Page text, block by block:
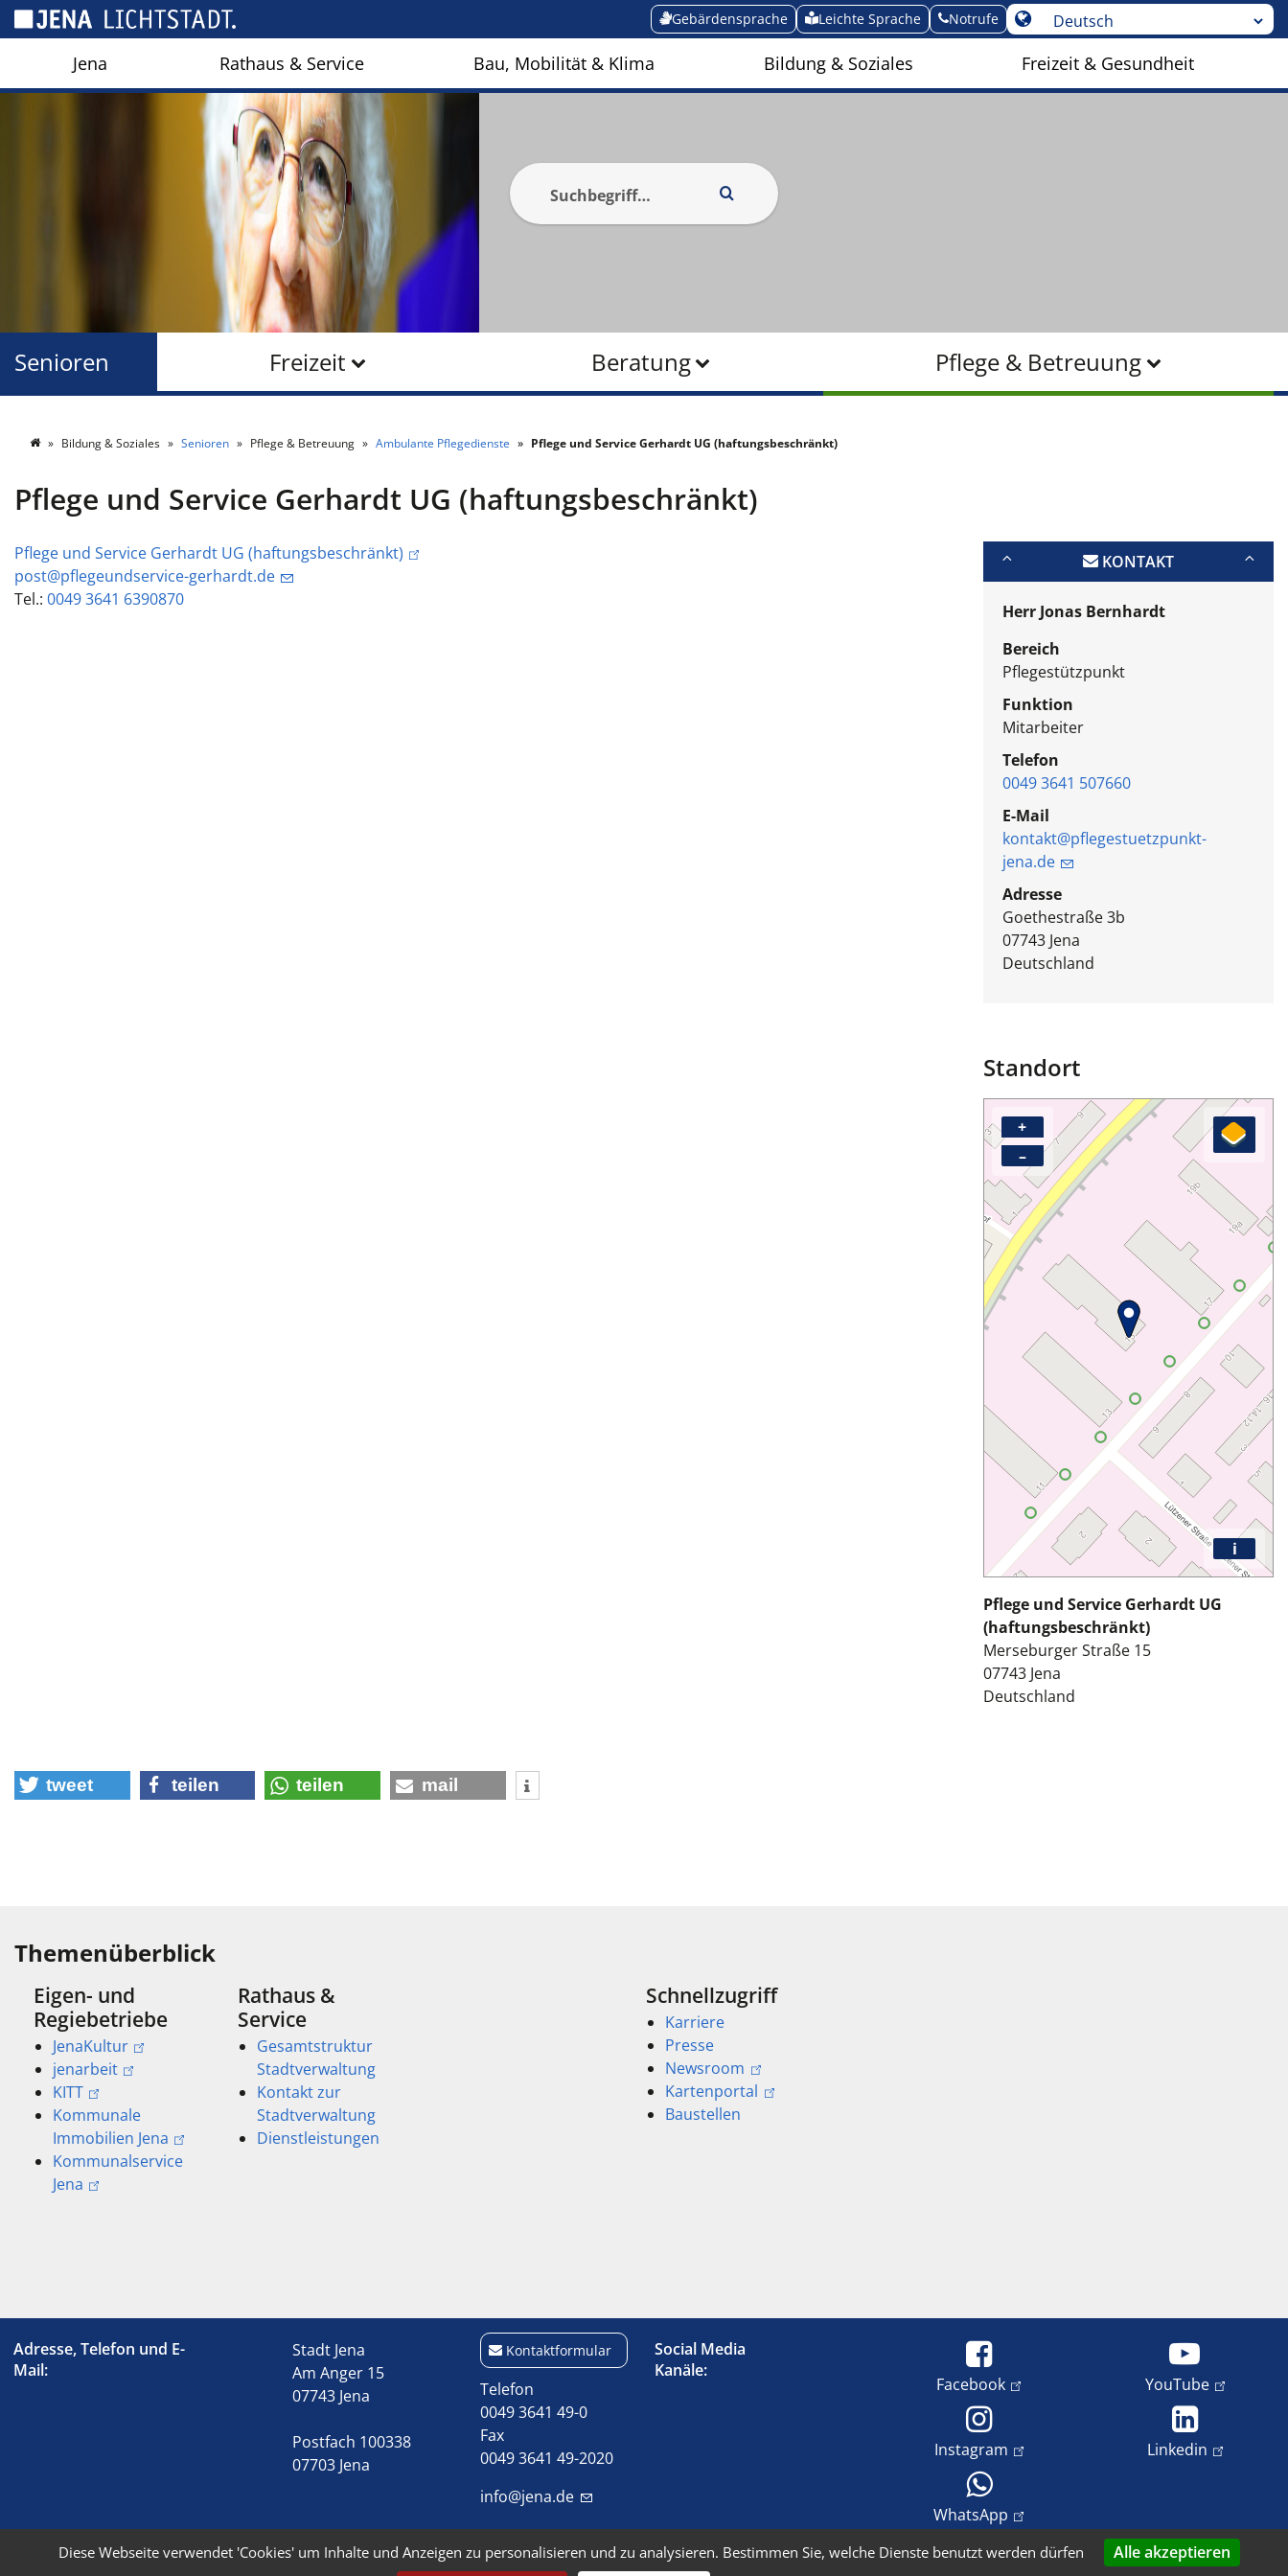
Gebärdensprache Leichte Sprache Notrufe
Jena Rathaus & Service Bau, Mobilität & Klima Bildung & Soziales Freizeit & Gesundheit
Freizeit Beratung Pflege & Betreuung
Senioren
Bildung & Soziales Senioren Pflege & Betreuung Ambulante Pflegedienste Pflege und Service Gerhardt UG (haftungsbeschränkt)
Pflege und Service Gerhardt UG (haftungsbeschränkt)
Pflege und Service Gerhardt UG (haftungsbeschränkt)
post@pflegeundservice-gerhardt.de
Tel.: 0049 3641 6390870
KONTAKT
Herr Jonas Bernhardt
Bereich
Pflegestützpunkt
Funktion
Mitarbeiter
Telefon
0049 3641 507660
E-Mail
kontakt@pflegestuetzpunkt-
jena.de
Adresse
Goethestraße 3b
07743 Jena
Deutschland
Standort
+
–
i
Pflege und Service Gerhardt UG
(haftungsbeschränkt)
Merseburger Straße 15
07743 Jena
Deutschland
tweet teilen teilen mail
Themenüberblick
Eigen- und
Regiebetriebe
JenaKultur
jenarbeit
KITT
Kommunale
Immobilien Jena
Kommunalservice
Jena
Rathaus &
Service
Gesamtstruktur
Stadtverwaltung
Kontakt zur
Stadtverwaltung
Dienstleistungen
Schnellzugriff
Karriere
Presse
Newsroom
Kartenportal
Baustellen
Adresse, Telefon und E-
Mail:
Stadt Jena
Am Anger 15
07743 Jena
Postfach 100338
07703 Jena
Kontaktformular
Telefon
0049 3641 49-0
Fax
0049 3641 49-2020
info@jena.de
Social Media
Kanäle:
Facebook YouTube
Instagram Linkedin
WhatsApp
Kontakt Impressum Copyright und Bildrechte
Cookie-Einstellungen
Diese Webseite verwendet 'Cookies' um Inhalte und Anzeigen zu personalisieren und zu analysieren. Bestimmen Sie, welche Dienste benutzt werden dürfen
Alle akzeptieren